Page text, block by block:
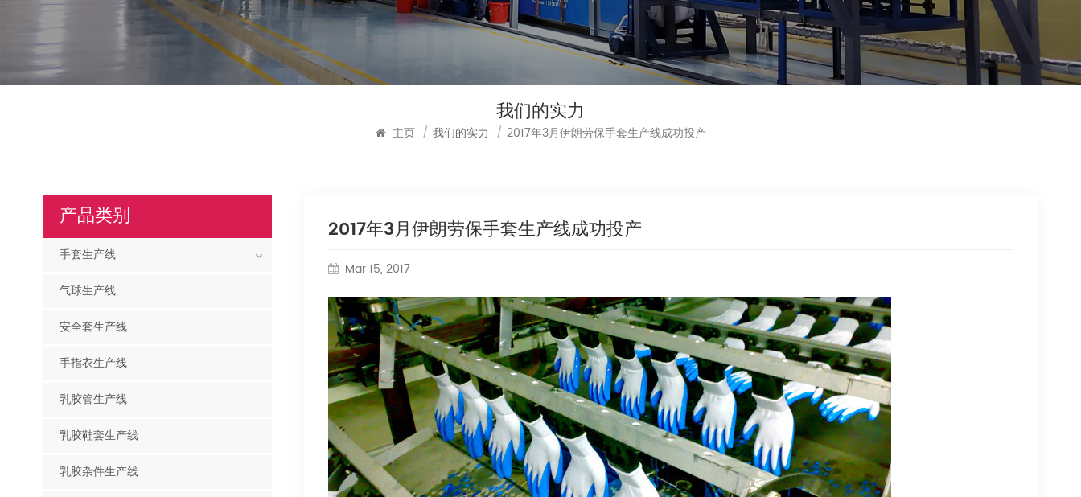
我们的实力
主页 / 我们的实力 / 2017年3月伊朗劳保手套生产线成功投产
2017年3月伊朗劳保手套生产线成功投产
Mar 15, 2017
产品类别
手套生产线
气球生产线
安全套生产线
手指衣生产线
乳胶管生产线
乳胶鞋套生产线
乳胶杂件生产线